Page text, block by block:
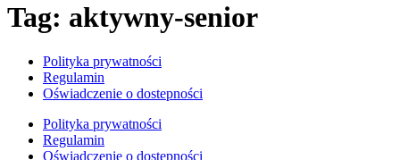
Tag: aktywny-senior
Polityka prywatności
Regulamin
Oświadczenie o dostepności
Polityka prywatności
Regulamin
Oświadczenie o dostepności